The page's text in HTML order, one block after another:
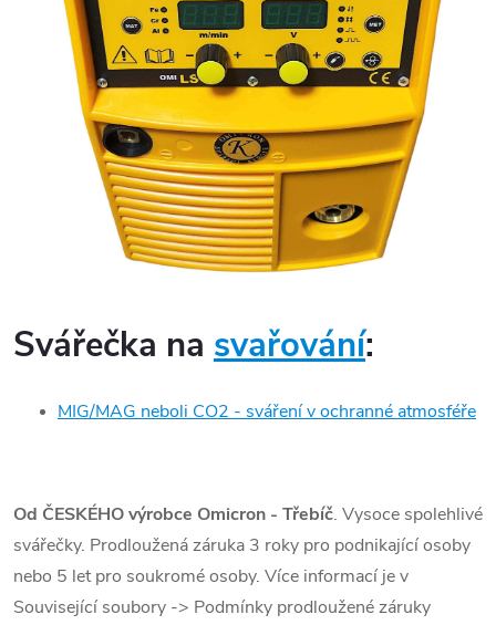
Svářečka na svařování:
MIG/MAG neboli CO2 - sváření v ochranné atmosféře
Od ČESKÉHO výrobce Omicron - Třebíč. Vysoce spolehlivé
svářečky. Prodloužená záruka 3 roky pro podnikající osoby
nebo 5 let pro soukromé osoby. Více informací je v
Související soubory -> Podmínky prodloužené záruky